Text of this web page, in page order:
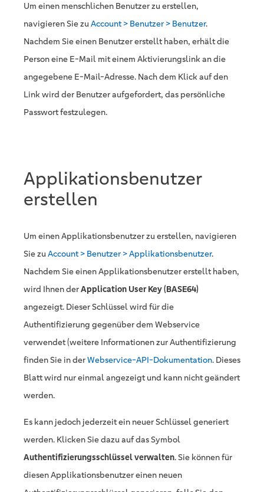
Um einen menschlichen Benutzer zu erstellen,
navigieren Sie zuAccount > Benutzer > Benutzer.
Nachdem Sie einen Benutzer erstellt haben, erhält die
Person eine E-Mail mit einem Aktivierungslink an die
angegebene E-Mail-Adresse. Nach dem Klick auf den
Link wird der Benutzer aufgefordert, das persönliche
Passwort festzulegen.
Applikationsbenutzer
erstellen
Um einen Applikationsbenutzer zu erstellen, navigieren
Sie zuAccount > Benutzer > Applikationsbenutzer.
Nachdem Sie einen Applikationsbenutzer erstellt haben,
wird Ihnen derApplication User Key (BASE64)
angezeigt. Dieser Schlüssel wird für die
Authentifizierung gegenüber dem Webservice
verwendet (weitere Informationen zur Authentifizierung
finden Sie in derWebservice-API-Dokumentation. Dieses
Blatt wird nur einmal angezeigt und kann nicht geändert
werden.
Es kann jedoch jederzeit ein neuer Schlüssel generiert
werden. Klicken Sie dazu auf das Symbol
Authentifizierungsschlüssel verwalten. Sie können für
diesen Applikationsbenutzer einen neuen